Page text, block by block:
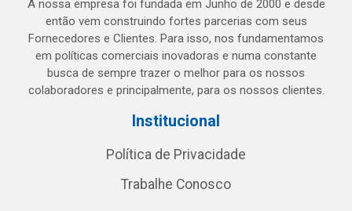
A nossa empresa foi fundada em Junho de 2000 e desde
então vem construindo fortes parcerias com seus
Fornecedores e Clientes. Para isso, nos fundamentamos
em políticas comerciais inovadoras e numa constante
busca de sempre trazer o melhor para os nossos
colaboradores e principalmente, para os nossos clientes.
Institucional
Política de Privacidade
Trabalhe Conosco